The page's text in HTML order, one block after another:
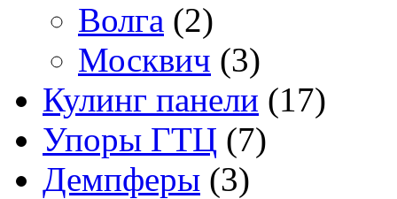
Волга (2)
Москвич (3)
Кулинг панели (17)
Упоры ГТЦ (7)
Демпферы (3)